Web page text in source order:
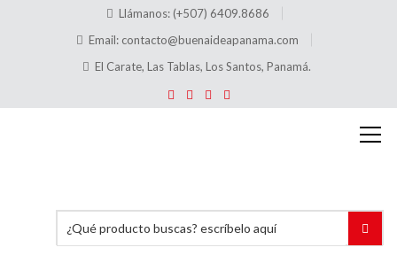
Llámanos: (+507) 6409.8686
Email: contacto@buenaideapanama.com
El Carate, Las Tablas, Los Santos, Panamá.